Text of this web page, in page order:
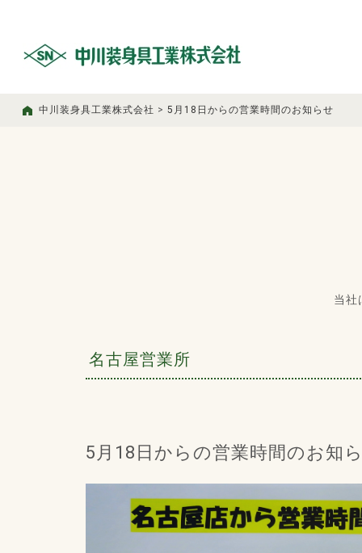
中川装身具工業株式会社 > 5月18日からの営業時間のお知らせ
当社
名古屋営業所
5月18日からの営業時間のお知